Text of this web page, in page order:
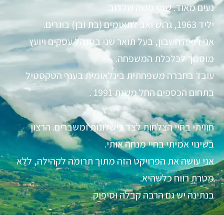
נעים מאוד. שמי משה שלדוב.
יליד 1963, גרוש ואב לתאומים (בת ובן) בוגרים.
אני רואה חשבון, בעל תואר שני במנהל עסקים ויועץ
מוסמך לכלכלת המשפחה.
עובד בחברה משפחתית בינלאומית בענף הטקסטיל
בתחום הכספים החל משנת 1991 .
חוויתי בחיי הצלחות לצד כישלונות ומשברים. הרצון
בשינוי אמיתי בחיי מנחה אותי.
אני עושה את הפרויקט הזה מתוך תרומה לקהילה, ללא
מטרת רווח כלשהיא.
בנתינה יש גם הרבה קבלה וסיפוק.